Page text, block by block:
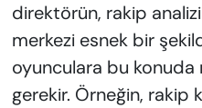
direktörün, rakip
merkezi esnek bir
oyunculara bu
gerekir. Örneğin, rakip